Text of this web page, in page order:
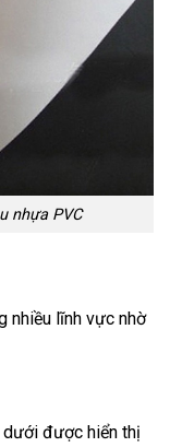
nhựa PVC
nhiều lĩnh vực nhờ
dưới được hiển thị